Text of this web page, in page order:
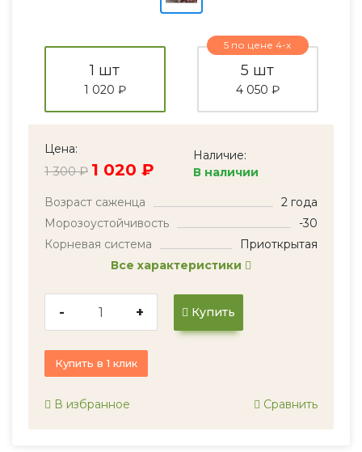
1 шт
1 020 ₽
5 по цене 4-х
5 шт
4 050 ₽
Цена:
1 300 ₽ 1 020 ₽
Наличие:
В наличии
Возраст саженца
2 года
Морозоустойчивость
-30
Корневая система
Приоткрытая
Все характеристики
- + Купить
Купить в 1 клик
В избранное Сравнить